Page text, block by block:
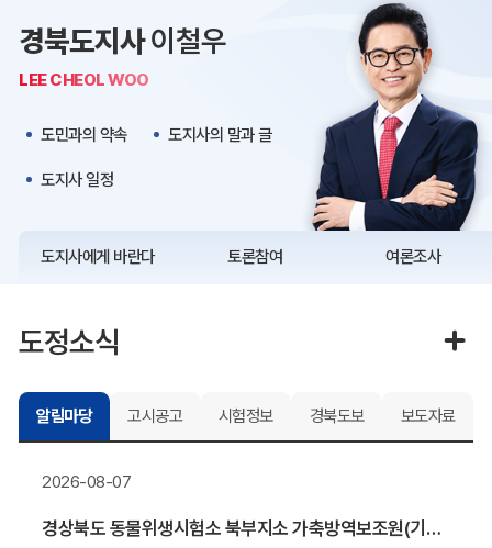
K보듬 6000
정보공개
경북도지사이철우
LEE CHEOL WOO
도민과의 약속 도지사의 말과 글
도지사 일정
도지사에게 바란다 토론참여 여론조사
도정소식
알림마당 고시공고 시험정보 경북도보 보도자료
2026-08-07
경상북도 동물위생시험소 북부지소 가축방역보조원(기간제 근로자) 채용 알림